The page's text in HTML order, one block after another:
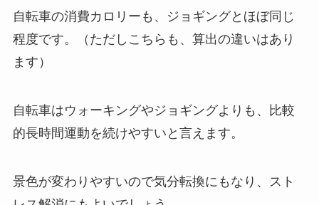
自転車の消費カロリーも、ジョギングとほぼ同じ
程度です。（ただしこちらも、算出の違いはあり
ます）
自転車はウォーキングやジョギングよりも、比較
的長時間運動を続けやすいと言えます。
景色が変わりやすいので気分転換にもなり、スト